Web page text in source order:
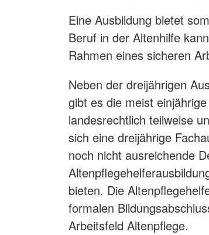
Eine Ausbildung bietet
Beruf in der Altenhilfe
Rahmen eines sicheren
Neben der dreijährigen
gibt es die meist
landesrechtlich teilweise
sich eine dreijährige
noch nicht ausreichende
bieten. Die
formalen
Arbeitsfeld Altenpflege.